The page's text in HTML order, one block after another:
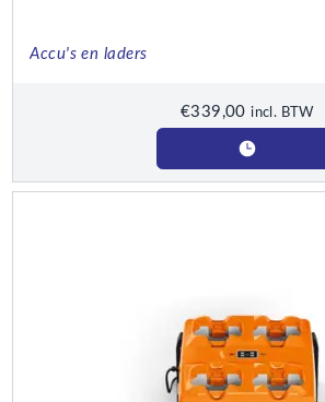
Accu's en laders
€339,00 incl. BTW